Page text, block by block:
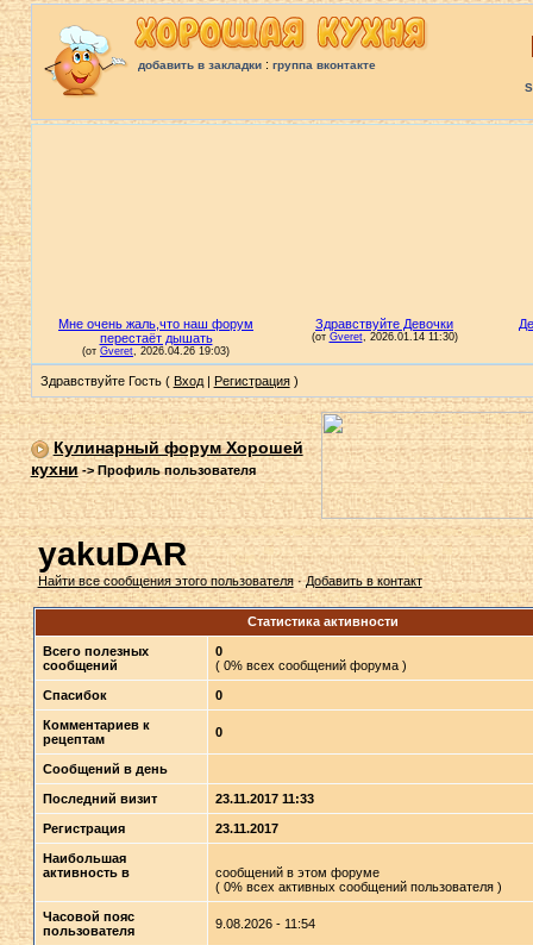
добавить в закладки: группа вконтакте
Здравствуйте Гость ( Вход| Регистрация)
Кулинарный форум Хорошей
кухни->Профиль пользователя
yakuDAR
Найти все сообщения этого пользователя·Добавить в контакт
Статистика активности
Всего полезных
сообщений
0
( 0% всех сообщений форума )
Спасибок 0
Комментариев к
рецептам
0
Сообщений в день
Последний визит 23.11.2017 11:33
Регистрация 23.11.2017
Наибольшая
активность в
сообщений в этом форуме
( 0% всех активных сообщений пользователя )
Часовой пояс
пользователя
9.08.2026 - 11:54